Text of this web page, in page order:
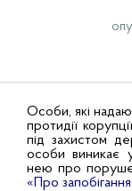
Особи, які
протидії
під захистом
особи виникає
нею про
«Про